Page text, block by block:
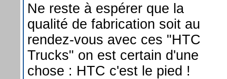
Ne reste à espérer que la
qualité de fabrication soit au
rendez-vous avec ces "HTC
Trucks" on est certain d'une
chose : HTC c'est le pied !